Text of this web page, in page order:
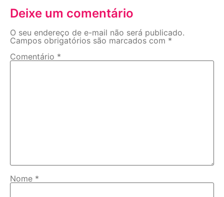
Deixe um comentário
O seu endereço de e-mail não será publicado.
Campos obrigatórios são marcados com *
Comentário *
Nome *